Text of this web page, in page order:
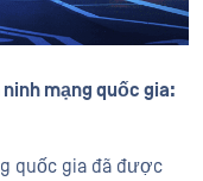
mạng quốc gia:
quốc gia đã được